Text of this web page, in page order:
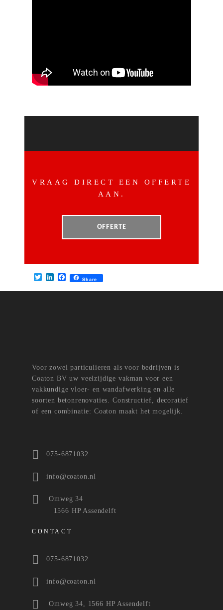
VRAAG DIRECT EEN OFFERTE
AAN.
OFFERTE
T
i
L
n
F
c
Share
Voor zowel particulieren als voor bedrijven is
Coaton BV uw veelzijdige vakman voor een
vakkundige vloer- en wandafwerking en alle
soorten betonrenovaties. Constructief, decoratief
of een combinatie: Coaton maakt het mogelijk.
075-6871032
info@coaton.nl
Omweg 34
1566 HP Assendelft
CONTACT
075-6871032
info@coaton.nl
Omweg 34, 1566 HP Assendelft